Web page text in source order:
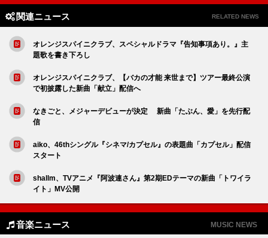
関連ニュース RELATED NEWS
オレンジスパイニクラブ、スペシャルドラマ『告知事項あり。』主
題歌を書き下ろし
オレンジスパイニクラブ、【バカの才能 来世まで】ツアー最終公演
で初披露した新曲「献立」配信へ
なきごと、メジャーデビューが決定 新曲「たぶん、愛」を先行配
信
aiko、46thシングル『シネマ/カプセル』の表題曲「カプセル」配信
スタート
shallm、TVアニメ『阿波連さん』第2期EDテーマの新曲「トワイラ
イト」MV公開
音楽ニュース MUSIC NEWS